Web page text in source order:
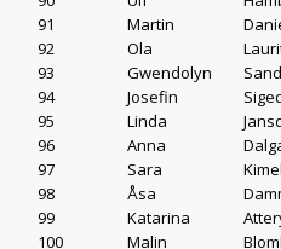
91
Martin
92
Ola
93
Gwendolyn
94
Josefin
95
Linda
96
Anna
97
Sara
98
Åsa
99
Katarina
100
Malin